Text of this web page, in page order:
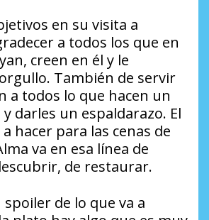
en su visita a
a todos los que en
creen en él y le
También de servir
a todos lo que hacen un
darles un espaldarazo. El
hacer para las cenas de
va en esa línea de
de restaurar.
spoiler de lo que va a